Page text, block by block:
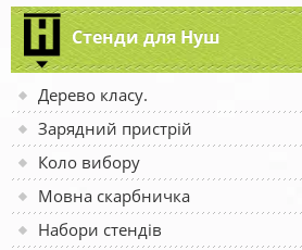
Стенди для Нуш
Дерево класу.
Зарядний пристрій
Коло вибору
Мовна скарбничка
Набори стендів